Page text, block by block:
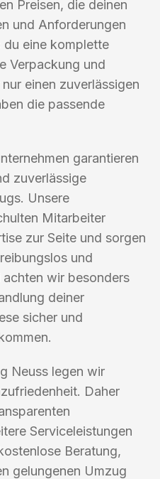
Preisen, die deinen
und Anforderungen
eine komplette
Verpackung und
einen zuverlässigen
die passende
garantieren
zuverlässige
Unsere
Mitarbeiter
zur Seite und sorgen
und
wir besonders
deiner
sicher und
Neuss legen wir
Daher
Serviceleistungen
Beratung,
gelungenen Umzug